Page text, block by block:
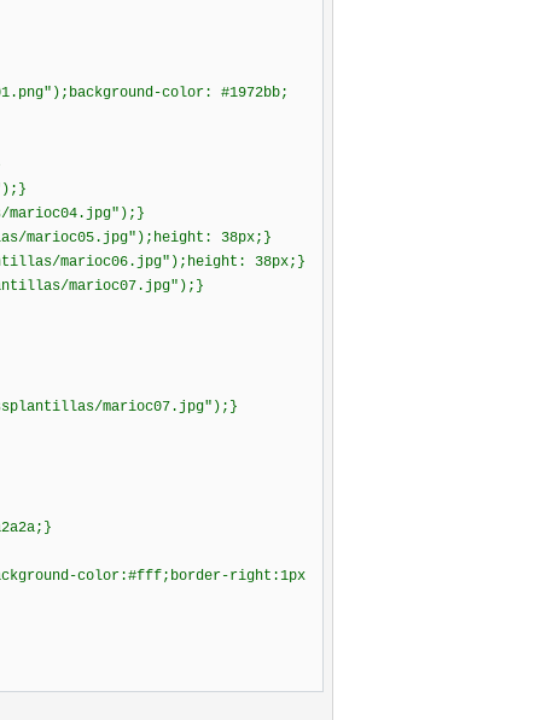
color: #1972bb;
marioc04.jpg");}
marioc05.jpg");height: 38px;}
marioc06.jpg");height: 38px;}
marioc07.jpg");}
marioc07.jpg");}
color:#fff;border-right:1px